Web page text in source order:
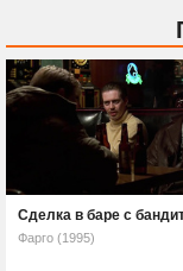
Сделка в баре с
Фарго (1995)